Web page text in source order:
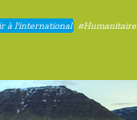
à l'international #Humanitaire